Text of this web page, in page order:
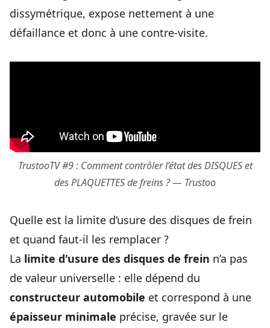
dissymétrique, expose nettement à une
défaillance et donc à une contre-visite.
TrustooTV #9 : Comment contrôler l’état des DISQUES et
des PLAQUETTES de freins ? — Trustoo
Quelle est la limite d’usure des disques de frein
et quand faut-il les remplacer ?
La limite d'usure des disques de frein n’a pas
de valeur universelle : elle dépend du
constructeur automobile et correspond à une
épaisseur minimale précise, gravée sur le